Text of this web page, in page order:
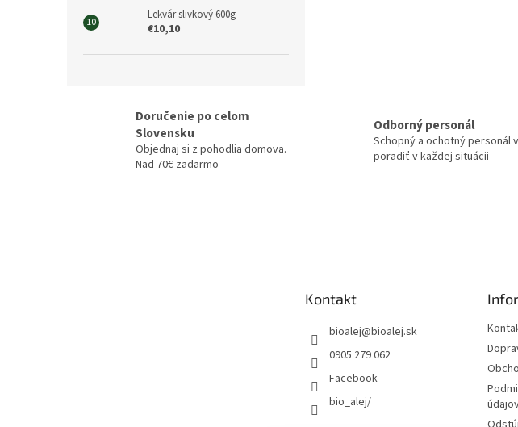
Lekvár slivkový 600g
€10,10
Doručenie po celom
Slovensku
Objednaj si z pohodlia domova.
Nad 70€ zadarmo
Odborný personál
Schopný a ochotný personál
poradiť v každej situácii
Kontakt
bioalej@bioalej.sk
0905 279 062
Facebook
bio_alej/